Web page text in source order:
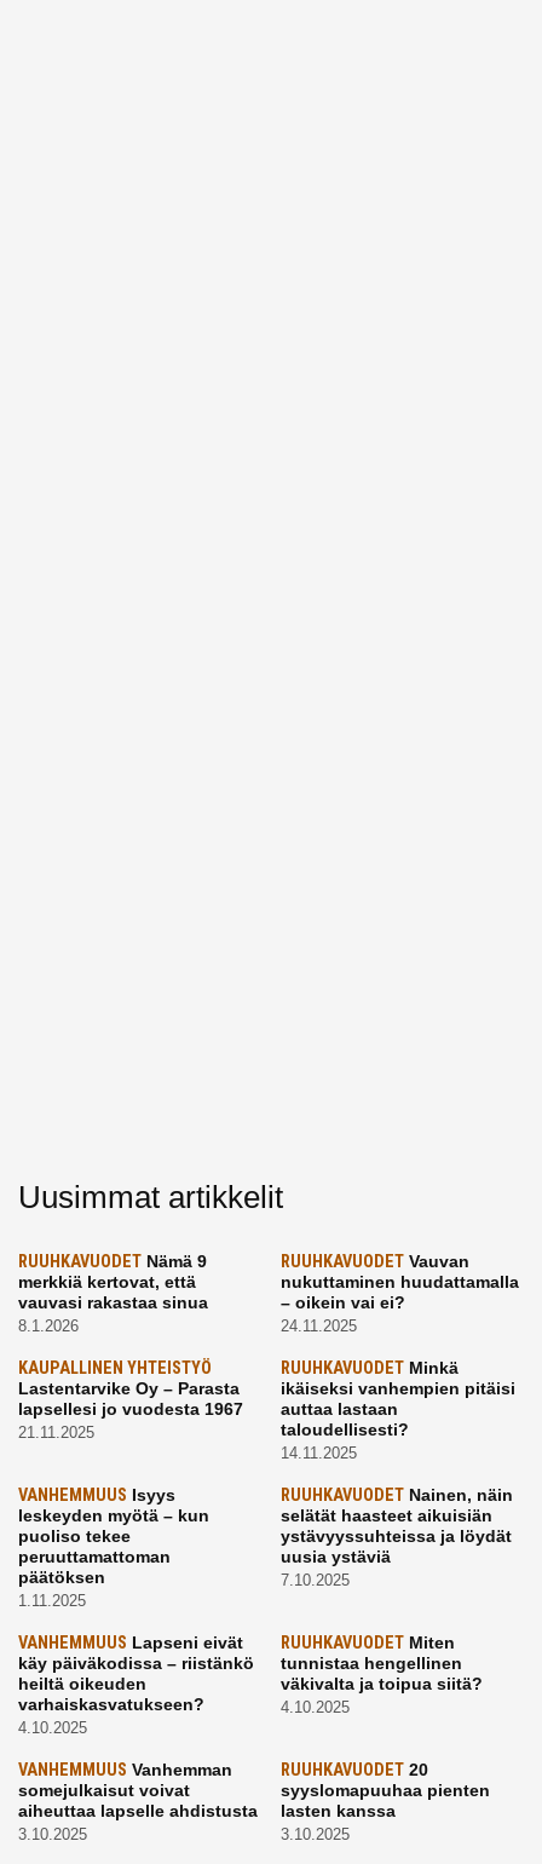
Uusimmat artikkelit
RUUHKAVUODET Nämä 9
merkkiä kertovat, että
vauvasi rakastaa sinua
8.1.2026
RUUHKAVUODETVauvan
nukuttaminen huudattamalla
– oikein vai ei?
24.11.2025
KAUPALLINEN YHTEISTYÖ
Lastentarvike Oy – Parasta
lapsellesi jo vuodesta 1967
21.11.2025
RUUHKAVUODETMinkä
ikäiseksi vanhempien pitäisi
auttaa lastaan
taloudellisesti?
14.11.2025
VANHEMMUUS Isyys
leskeyden myötä – kun
puoliso tekee
peruuttamattoman
päätöksen
1.11.2025
RUUHKAVUODETNainen, näin
selätät haasteet aikuisiän
ystävyyssuhteissa ja löydät
uusia ystäviä
7.10.2025
VANHEMMUUS Lapseni eivät
käy päiväkodissa – riistänkö
heiltä oikeuden
varhaiskasvatukseen?
4.10.2025
RUUHKAVUODETMiten
tunnistaa hengellinen
väkivalta ja toipua siitä?
4.10.2025
VANHEMMUUS Vanhemman
somejulkaisut voivat
aiheuttaa lapselle ahdistusta
3.10.2025
RUUHKAVUODET20
syyslomapuuhaa pienten
lasten kanssa
3.10.2025